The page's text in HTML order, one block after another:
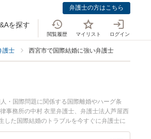
弁護士の方はこちら
を探す
閲覧履歴 マイリスト ログイン
護士 西宮市で国際結婚に強い弁護士
・国際問題に関係する国際離婚やハーグ条
事務所の中村 衣里弁護士、弁護士法人芦屋西
した国際結婚のトラブルを今すぐに弁護士に
内の弁護士に相談予約したい』などでお困り